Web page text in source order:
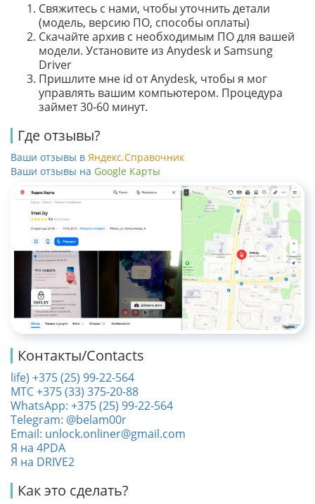
Свяжитесь с нами, чтобы уточнить детали
(модель, версию ПО, способы оплаты)
Скачайте архив с необходимым ПО для вашей
модели. Установите из Anydesk и Samsung
Driver
Пришлите мне id от Anydesk, чтобы я мог
управлять вашим компьютером. Процедура
займет 30-60 минут.
Где отзывы?
Ваши отзывы в Яндекс.Справочник
Ваши отзывы на Google Карты
Контакты/Contacts
life) +375 (25) 99-22-564
МТС +375 (33) 375-20-88
WhatsApp: +375 (25) 99-22-564
Telegram: @belam00r
Email: unlock.onliner@gmail.com
Я на 4PDA
Я на DRIVE2
Как это сделать?